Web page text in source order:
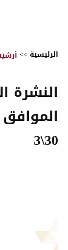
الرئيسية >>
النشرة
30\3